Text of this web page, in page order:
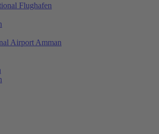
Flughafen
Airport Amman